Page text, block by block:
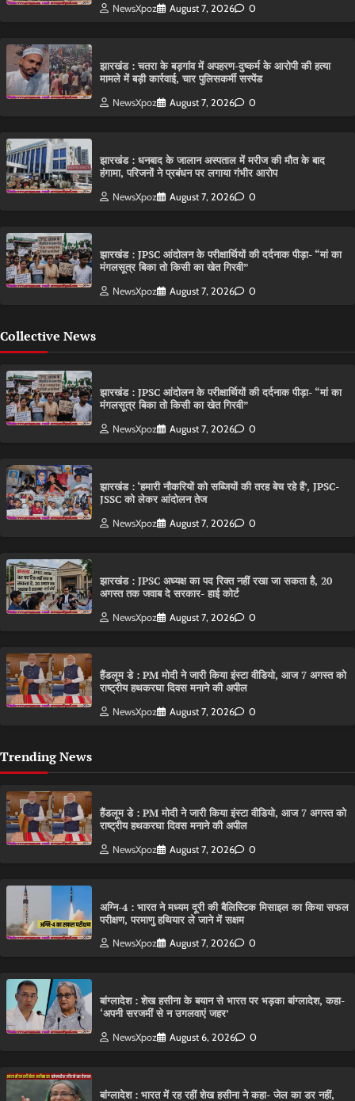
NewsXpoz August 7, 2026 0
झारखंड : चतरा के बड़गांव में अपहरण-दुष्कर्म के आरोपी की हत्या
मामले में बड़ी कार्रवाई, चार पुलिसकर्मी सस्पेंड
NewsXpoz August 7, 2026 0
झारखंड : धनबाद के जालान अस्पताल में मरीज की मौत के बाद
हंगामा, परिजनों ने प्रबंधन पर लगाया गंभीर आरोप
NewsXpoz August 7, 2026 0
झारखंड : JPSC आंदोलन के परीक्षार्थियों की दर्दनाक पीड़ा- “मां का
मंगलसूत्र बिका तो किसी का खेत गिरवी”
NewsXpoz August 7, 2026 0
Collective News
झारखंड : JPSC आंदोलन के परीक्षार्थियों की दर्दनाक पीड़ा- “मां का
मंगलसूत्र बिका तो किसी का खेत गिरवी”
NewsXpoz August 7, 2026 0
झारखंड : ‘हमारी नौकरियों को सब्जियों की तरह बेच रहे हैं’, JPSC-
JSSC को लेकर आंदोलन तेज
NewsXpoz August 7, 2026 0
झारखंड : JPSC अध्यक्ष का पद रिक्त नहीं रखा जा सकता है, 20
अगस्त तक जवाब दे सरकार- हाई कोर्ट
NewsXpoz August 7, 2026 0
हैंडलूम डे : PM मोदी ने जारी किया इंस्टा वीडियो, आज 7 अगस्त को
राष्ट्रीय हथकरघा दिवस मनाने की अपील
NewsXpoz August 7, 2026 0
Trending News
हैंडलूम डे : PM मोदी ने जारी किया इंस्टा वीडियो, आज 7 अगस्त को
राष्ट्रीय हथकरघा दिवस मनाने की अपील
NewsXpoz August 7, 2026 0
अग्नि-4 : भारत ने मध्यम दूरी की बैलिस्टिक मिसाइल का किया सफल
परीक्षण, परमाणु हथियार ले जाने में सक्षम
NewsXpoz August 7, 2026 0
बांग्लादेश : शेख हसीना के बयान से भारत पर भड़का बांग्लादेश, कहा-
‘अपनी सरजमीं से न उगलवाएं जहर’
NewsXpoz August 6, 2026 0
बांग्लादेश : भारत में रह रहीं शेख हसीना ने कहा- जेल का डर नहीं,